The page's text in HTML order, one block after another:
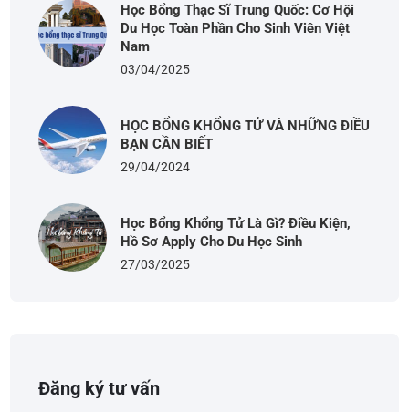
Học Bổng Thạc Sĩ Trung Quốc: Cơ Hội
Du Học Toàn Phần Cho Sinh Viên Việt
Nam
03/04/2025
HỌC BỔNG KHỔNG TỬ VÀ NHỮNG ĐIỀU
BẠN CẦN BIẾT
29/04/2024
Học Bổng Khổng Tử Là Gì? Điều Kiện,
Hồ Sơ Apply Cho Du Học Sinh
27/03/2025
Đăng ký tư vấn